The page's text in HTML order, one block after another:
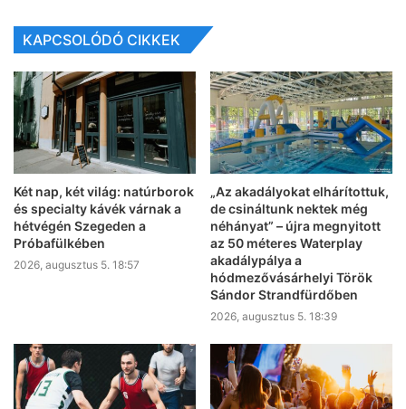
KAPCSOLÓDÓ CIKKEK
Két nap, két világ: natúrborok
és specialty kávék várnak a
hétvégén Szegeden a
Próbafülkében
2026, augusztus 5. 18:57
„Az akadályokat elhárítottuk,
de csináltunk nektek még
néhányat” – újra megnyitott
az 50 méteres Waterplay
akadálypálya a
hódmezővásárhelyi Török
Sándor Strandfürdőben
2026, augusztus 5. 18:39